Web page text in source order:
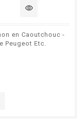
visibility
en Caoutchouc -
Peugeot Etc.